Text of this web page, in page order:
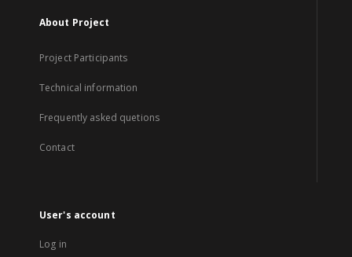
About Project
Project Participants
Technical information
Frequently asked quetions
Contact
User's account
Log in